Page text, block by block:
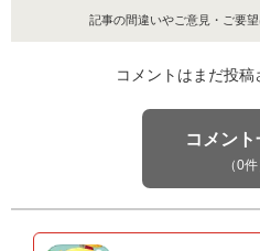
記事の間違いやご意見・ご要望
コメントはまだ投稿
コメン
（0件